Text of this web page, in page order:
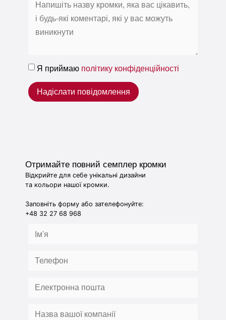
Я приймаю політику конфіденційності
Надіслати повідомлення
Отримайте повний семплер кромки
Відкрийте для себе унікальні дизайни
та кольори нашої кромки.
Заповніть форму або зателефонуйте:
+48 32 27 68 968